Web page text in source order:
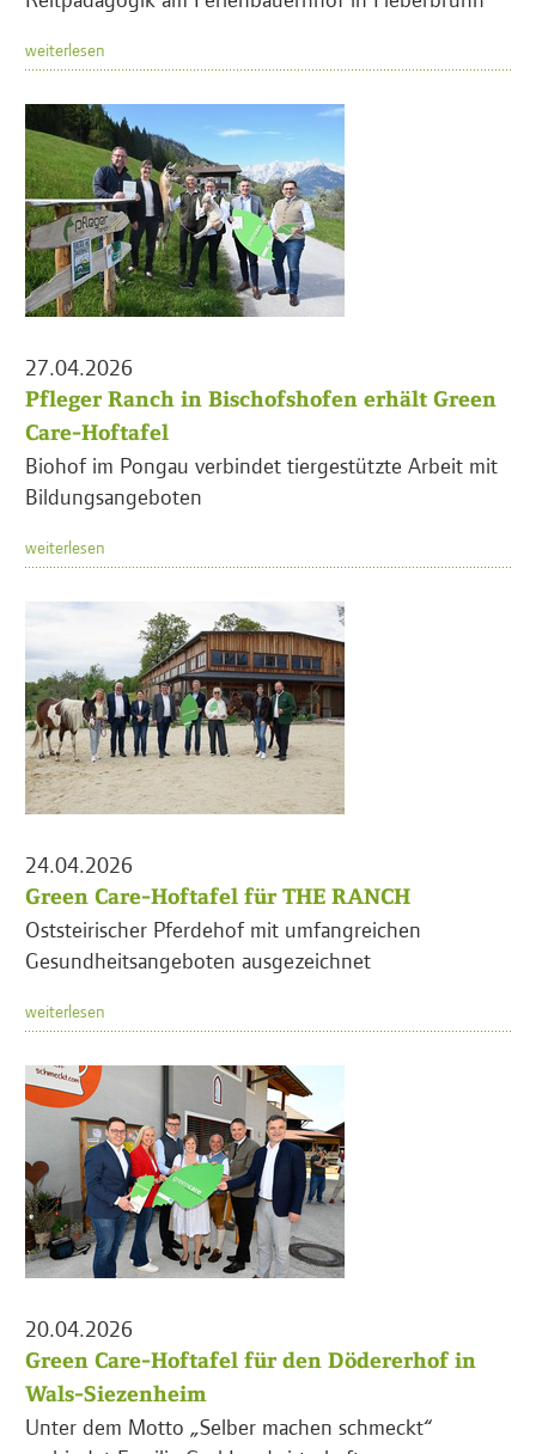
weiterlesen
27.04.2026
Pfleger Ranch in Bischofshofen erhält Green
Care-Hoftafel
Biohof im Pongau verbindet tiergestützte Arbeit mit
Bildungsangeboten
weiterlesen
24.04.2026
Green Care-Hoftafel für THE RANCH
Oststeirischer Pferdehof mit umfangreichen
Gesundheitsangeboten ausgezeichnet
weiterlesen
20.04.2026
Green Care-Hoftafel für den Dödererhof in
Wals-Siezenheim
Unter dem Motto „Selber machen schmeckt“